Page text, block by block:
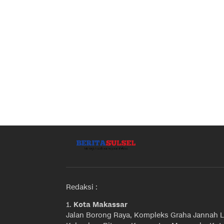
Redaksi :
1. Kota Makassar
Jalan Borong Raya, Kompleks Graha Jannah